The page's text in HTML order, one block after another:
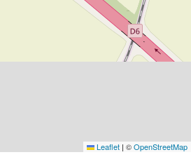
Leaflet | ©OpenStreetMap